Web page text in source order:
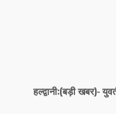
हल्द्वानी:(बड़ी खबर)-